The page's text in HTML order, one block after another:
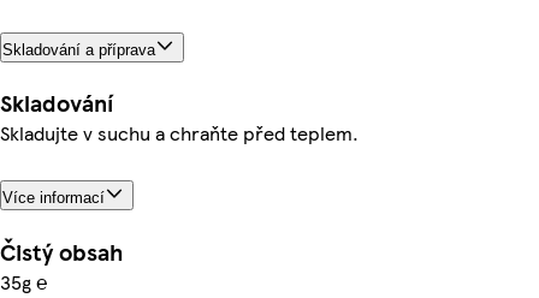
Skladování a příprava
Skladování
Skladujte v suchu a chraňte před teplem.
Více informací
Čistý obsah
35g ℮